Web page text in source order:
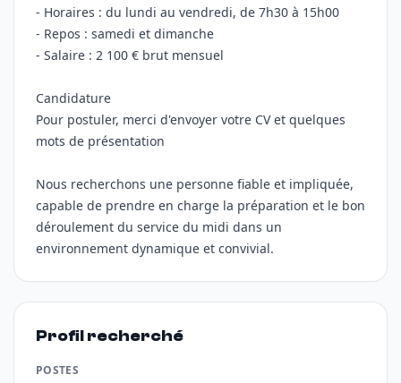
- Horaires : du lundi au vendredi, de 7h30 à 15h00
- Repos : samedi et dimanche
- Salaire : 2 100 € brut mensuel
Candidature
Pour postuler, merci d'envoyer votre CV et quelques
mots de présentation
Nous recherchons une personne fiable et impliquée,
capable de prendre en charge la préparation et le bon
déroulement du service du midi dans un
environnement dynamique et convivial.
Profil recherché
POSTES